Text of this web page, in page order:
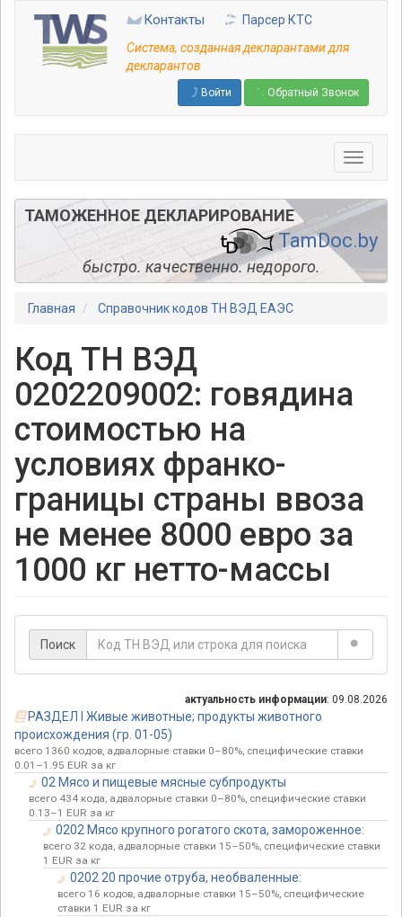
основному
содержанию
Контакты
Парсер КТС
Система, созданная декларантами для
декларантов
Войти Обратный Звонок
ТАМОЖЕННОЕ ДЕКЛАРИРОВАНИЕ
TamDoc.by
быстро. качественно. недорого.
Главная Справочник кодов ТН ВЭД ЕАЭС
Код ТН ВЭД
0202209002: говядина
стоимостью на
условиях франко-
границы страны ввоза
не менее 8000 евро за
1000 кг нетто-массы
Поиск
актуальность информации: 09.08.2026
РАЗДЕЛ I Живые животные; продукты животного
происхождения (гр. 01-05)
всего 1360 кодов, адвалорные ставки 0–80%, специфические ставки
0.01–1.95 EUR за кг
02 Мясо и пищевые мясные субпродукты
всего 434 кода, адвалорные ставки 0–80%, специфические ставки
0.13–1 EUR за кг
0202 Мясо крупного рогатого скота, замороженное:
всего 32 кода, адвалорные ставки 15–50%, специфические ставки
1 EUR за кг
0202 20 прочие отруба, необваленные:
всего 16 кодов, адвалорные ставки 15–50%, специфические
ставки 1 EUR за кг